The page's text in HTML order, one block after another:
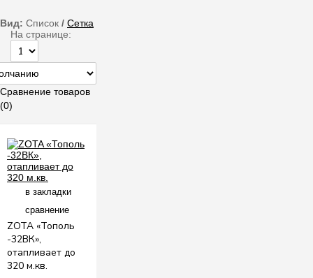
Вид: Список / Сетка
На странице:
Сравнение товаров
(0)
в закладки
сравнение
ZOTA «Тополь
-32ВК»,
отапливает до
320 м.кв.